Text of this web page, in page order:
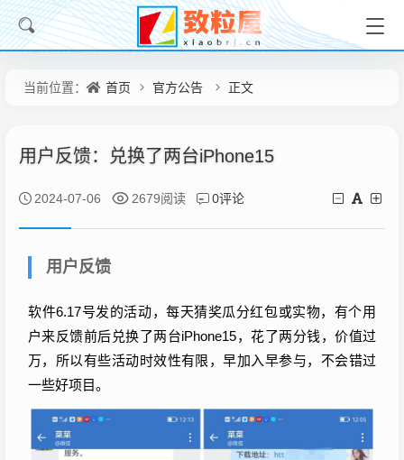
当前位置： 首页 官方公告 正文
用户反馈：兑换了两台iPhone15
2024-07-06 2679阅读 0评论
用户反馈
软件6.17号发的活动，每天猜奖瓜分红包或实物，有个用
户来反馈前后兑换了两台iPhone15，花了两分钱，价值过
万，所以有些活动时效性有限，早加入早参与，不会错过
一些好项目。